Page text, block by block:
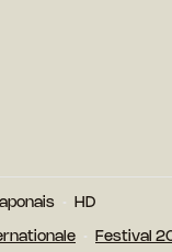
HD
Festival